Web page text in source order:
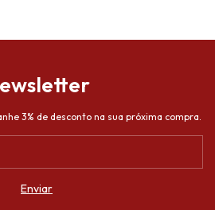
3% de desconto na sua próxima compra.